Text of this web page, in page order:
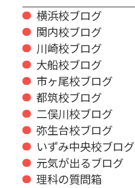
横浜校ブログ
関内校ブログ
川崎校ブログ
大船校ブログ
市ヶ尾校ブログ
都筑校ブログ
二俣川校ブログ
弥生台校ブログ
いずみ中央校ブログ
元気が出るブログ
理科の質問箱